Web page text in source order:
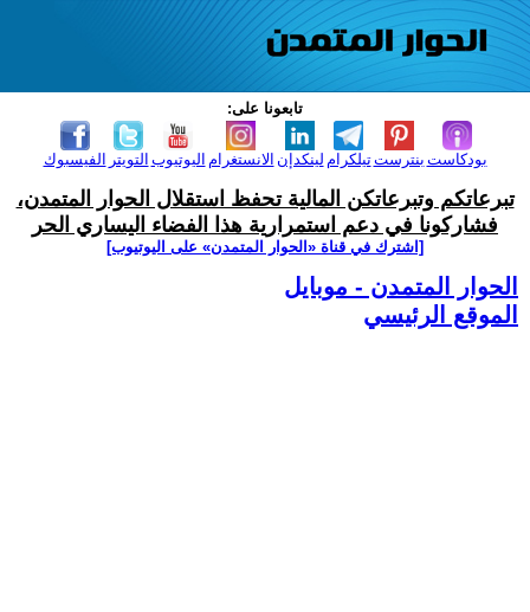
تابعونا على:
الفيسبوك التويتر اليوتيوب الانستغرام لينكدإن تيلكرامبنترست بودكاست
تبرعاتكم وتبرعاتكن المالية تحفظ استقلال الحوار المتمدن،
فشاركونا في دعم استمرارية هذا الفضاء اليساري الحر
[اشترك في قناة ‫«الحوار المتمدن» على اليوتيوب]
الحوار المتمدن - موبايل
الموقع الرئيسي